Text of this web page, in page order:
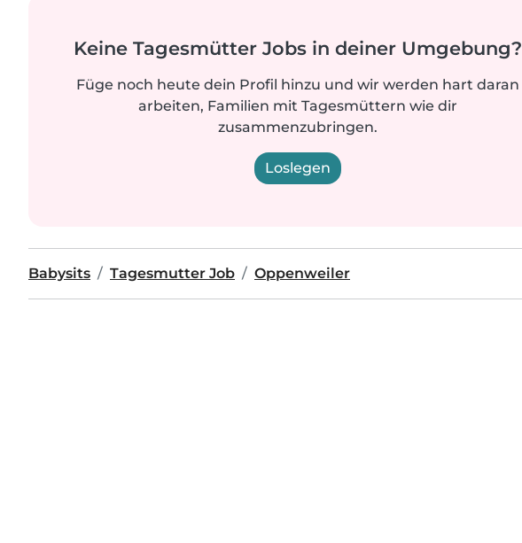
Keine Tagesmütter Jobs in deiner Umgebung?
Füge noch heute dein Profil hinzu und wir werden hart daran
arbeiten, Familien mit Tagesmüttern wie dir
zusammenzubringen.
Loslegen
Babysits Tagesmutter Job Oppenweiler